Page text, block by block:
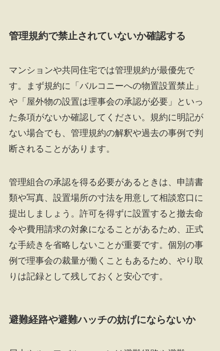
管理規約で禁止されていないか確認する
マンションや共同住宅では管理規約が最優先で
す。まず規約に「バルコニーへの物置設置禁止」
や「屋外物の設置は理事会の承認が必要」といっ
た条項がないか確認してください。規約に明記が
ない場合でも、管理規約の解釈や過去の事例で判
断されることがあります。
管理組合の承認を得る必要があるときは、申請書
類や写真、設置場所の寸法を用意して相談窓口に
提出しましょう。許可を得ずに設置すると撤去命
令や費用請求の対象になることがあるため、正式
な手続きを省略しないことが重要です。個別の事
例で理事会の裁量が働くこともあるため、やり取
りは記録として残しておくと安心です。
避難経路や避難ハッチの妨げにならないか